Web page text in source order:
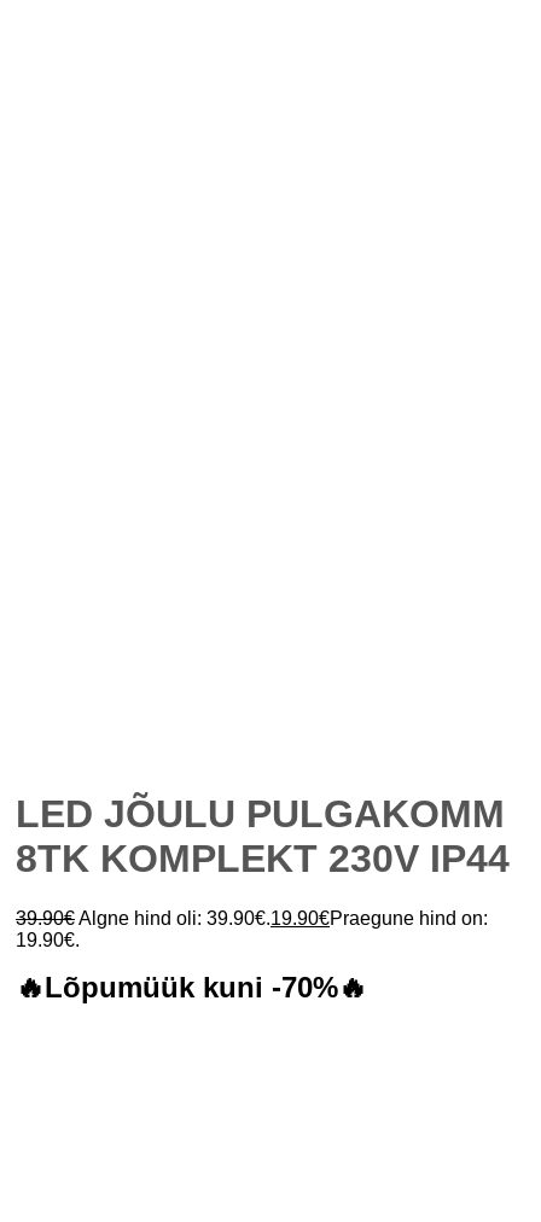
LED JÕULU PULGAKOMM
8TK KOMPLEKT 230V IP44
39.90€Algne hind oli: 39.90€.19.90€Praegune hind on:
19.90€.
🔥Lõpumüük kuni -70%🔥